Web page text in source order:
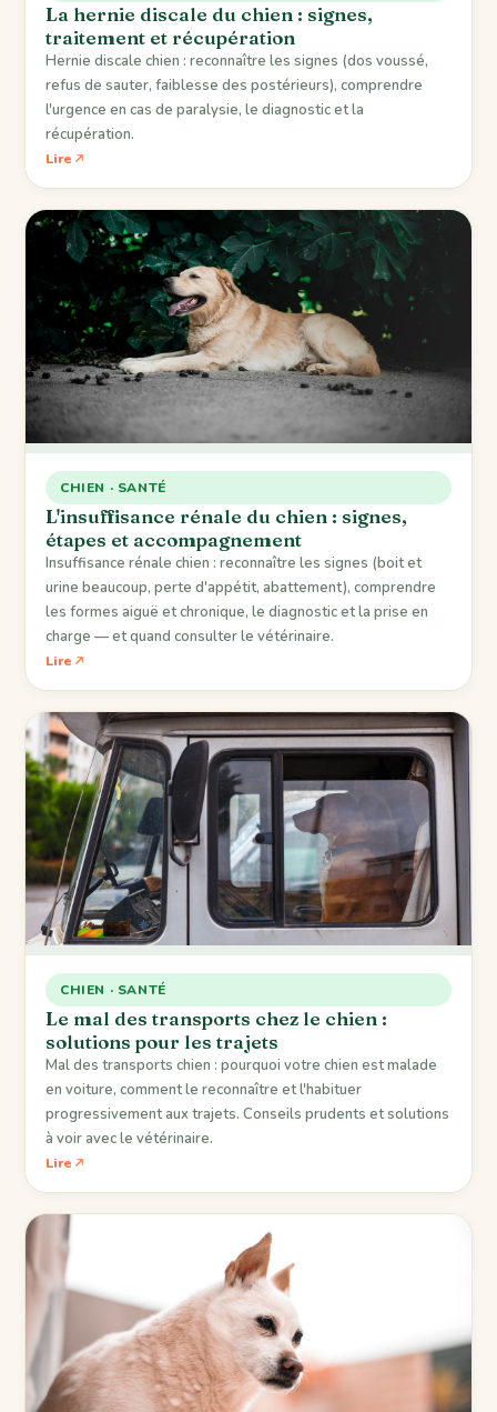
La hernie discale du chien : signes,
traitement et récupération
Hernie discale chien : reconnaître les signes (dos voussé,
refus de sauter, faiblesse des postérieurs), comprendre
l'urgence en cas de paralysie, le diagnostic et la
récupération.
Lire
CHIEN · SANTÉ
L'insuffisance rénale du chien : signes,
étapes et accompagnement
Insuffisance rénale chien : reconnaître les signes (boit et
urine beaucoup, perte d'appétit, abattement), comprendre
les formes aiguë et chronique, le diagnostic et la prise en
charge — et quand consulter le vétérinaire.
Lire
CHIEN · SANTÉ
Le mal des transports chez le chien :
solutions pour les trajets
Mal des transports chien : pourquoi votre chien est malade
en voiture, comment le reconnaître et l'habituer
progressivement aux trajets. Conseils prudents et solutions
à voir avec le vétérinaire.
Lire